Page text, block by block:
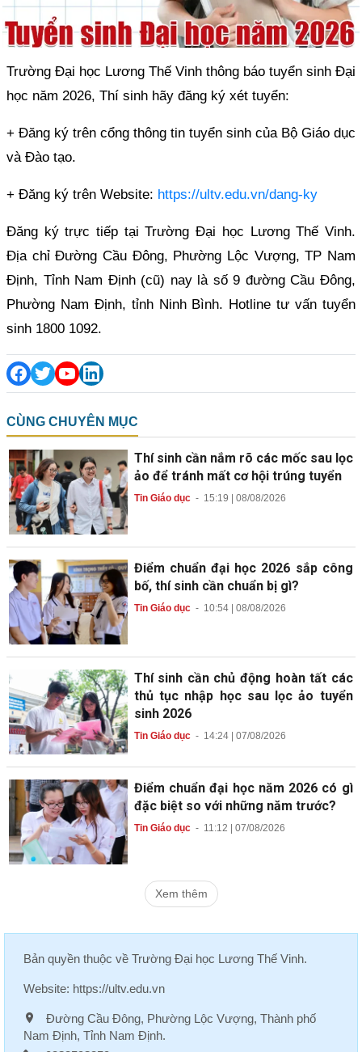
Trường Đại học Lương Thế Vinh thông báo tuyển sinh Đại
học năm 2026, Thí sinh hãy đăng ký xét tuyển:
+ Đăng ký trên cổng thông tin tuyển sinh của Bộ Giáo dục
và Đào tạo.
+ Đăng ký trên Website: https://ultv.edu.vn/dang-ky
Đăng ký trực tiếp tại Trường Đại học Lương Thế Vinh.
Địa chỉ Đường Cầu Đông, Phường Lộc Vượng, TP Nam
Định, Tỉnh Nam Định (cũ) nay là số 9 đường Cầu Đông,
Phường Nam Định, tỉnh Ninh Bình. Hotline tư vấn tuyển
sinh 1800 1092.
CÙNG CHUYÊN MỤC
Thí sinh cần nắm rõ các mốc sau lọc
ảo để tránh mất cơ hội trúng tuyển
Tin Giáo dục- 15:19 | 08/08/2026
Điểm chuẩn đại học 2026 sắp công
bố, thí sinh cần chuẩn bị gì?
Tin Giáo dục- 10:54 | 08/08/2026
Thí sinh cần chủ động hoàn tất các
thủ tục nhập học sau lọc ảo tuyển
sinh 2026
Tin Giáo dục- 14:24 | 07/08/2026
Điểm chuẩn đại học năm 2026 có gì
đặc biệt so với những năm trước?
Tin Giáo dục- 11:12 | 07/08/2026
Xem thêm
Bản quyền thuộc về Trường Đại học Lương Thế Vinh.
Website: https://ultv.edu.vn
Đường Cầu Đông, Phường Lộc Vượng, Thành phố
Nam Định, Tỉnh Nam Định.